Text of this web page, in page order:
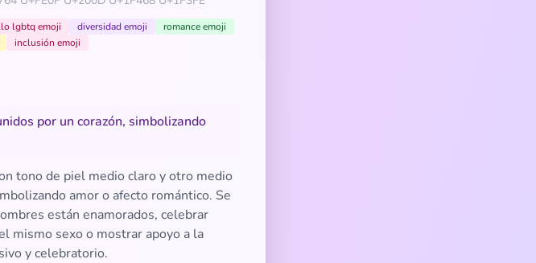
lgbtq emoji diversidad emoji
romance emoji
inclusión emoji
por un corazón, simbolizando
tono de piel medio claro y otro medio
amor o afecto romántico. Se
están enamorados, celebrar
mismo sexo o mostrar apoyo a la
y celebratorio.